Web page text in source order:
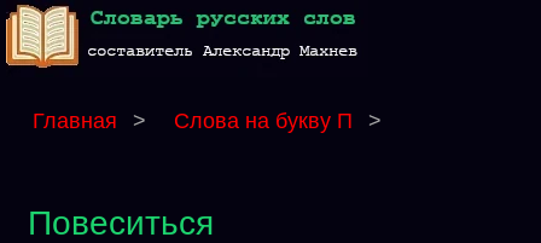
Главная > Слова на букву П >
Повеситься